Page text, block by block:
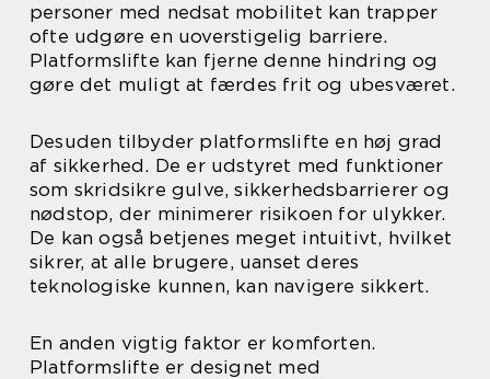
personer med nedsat mobilitet kan trapper
ofte udgøre en uoverstigelig barriere.
Platformslifte kan fjerne denne hindring og
gøre det muligt at færdes frit og ubesværet.
Desuden tilbyder platformslifte en høj grad
af sikkerhed. De er udstyret med funktioner
som skridsikre gulve, sikkerhedsbarrierer og
nødstop, der minimerer risikoen for ulykker.
De kan også betjenes meget intuitivt, hvilket
sikrer, at alle brugere, uanset deres
teknologiske kunnen, kan navigere sikkert.
En anden vigtig faktor er komforten.
Platformslifte er designet med